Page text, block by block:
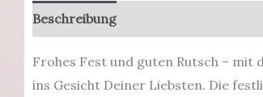
Beschreibung
Frohes Fest und guten Rutsch – mit
ins Gesicht Deiner Liebsten. Die